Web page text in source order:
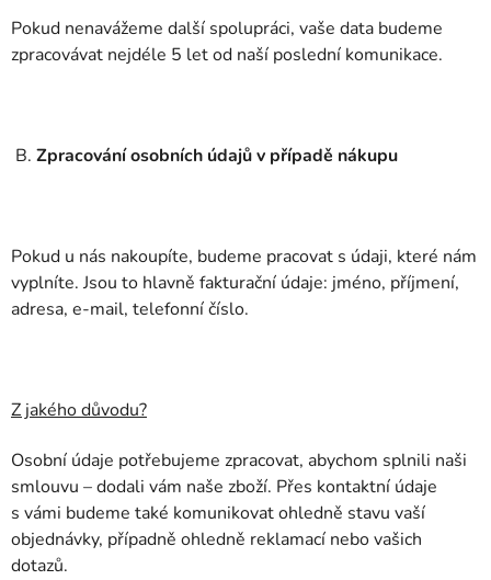
Pokud nenavážeme další spolupráci, vaše data budeme
zpracovávat nejdéle 5 let od naší poslední komunikace.
B. Zpracování osobních údajů v případě nákupu
Pokud u nás nakoupíte, budeme pracovat s údaji, které nám
vyplníte. Jsou to hlavně fakturační údaje: jméno, příjmení,
adresa, e-mail, telefonní číslo.
Z jakého důvodu?
Osobní údaje potřebujeme zpracovat, abychom splnili naši
smlouvu – dodali vám naše zboží. Přes kontaktní údaje
s vámi budeme také komunikovat ohledně stavu vaší
objednávky, případně ohledně reklamací nebo vašich
dotazů.